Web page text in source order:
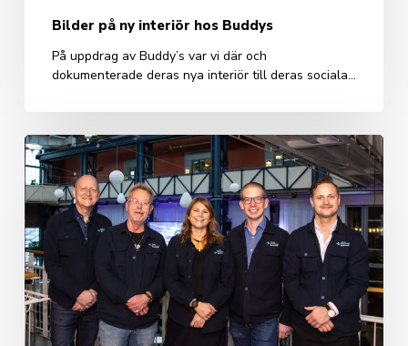
Bilder på ny interiör hos Buddys
På uppdrag av Buddy’s var vi där och
dokumenterade deras nya interiör till deras sociala…
Nordic
Seafood
Summit
2025